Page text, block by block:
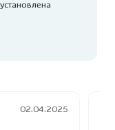
02.04.2025